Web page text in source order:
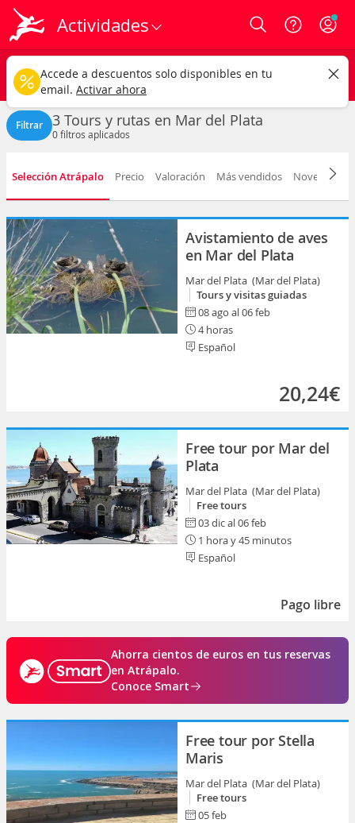
Actividades Login
Mar del Plata ciudad
Tours y rutas Cualquier fecha
CAMBIAR
Filtrar 3 Tours y rutas en Mar del Plata
0filtros aplicados
Selección Atrápalo Precio Valoración Más vendidos Novedad
Avistamiento de aves
en Mar del Plata
Mar del Plata (Mar del Plata)
Tours y visitas guiadas
08 ago al 06 feb
4 horas
Español
20,24€
Free tour por Mar del
Plata
Mar del Plata (Mar del Plata)
Free tours
03 dic al 06 feb
1 hora y 45 minutos
Español
Pago libre
Ahorra cientos de euros en tus reservas
en Atrápalo.
Conoce Smart
Free tour por Stella
Maris
Mar del Plata (Mar del Plata)
Free tours
05 feb
Accede a descuentos solo disponibles en tu
email. Activar ahora